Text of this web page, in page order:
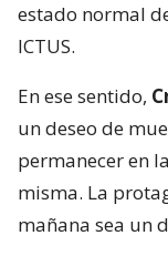
estado normal
ICTUS.
En ese sentido,
un deseo de
permanecer en
misma. La
mañana sea un